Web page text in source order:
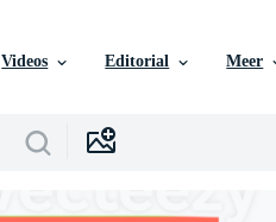
Videos Editorial Meer